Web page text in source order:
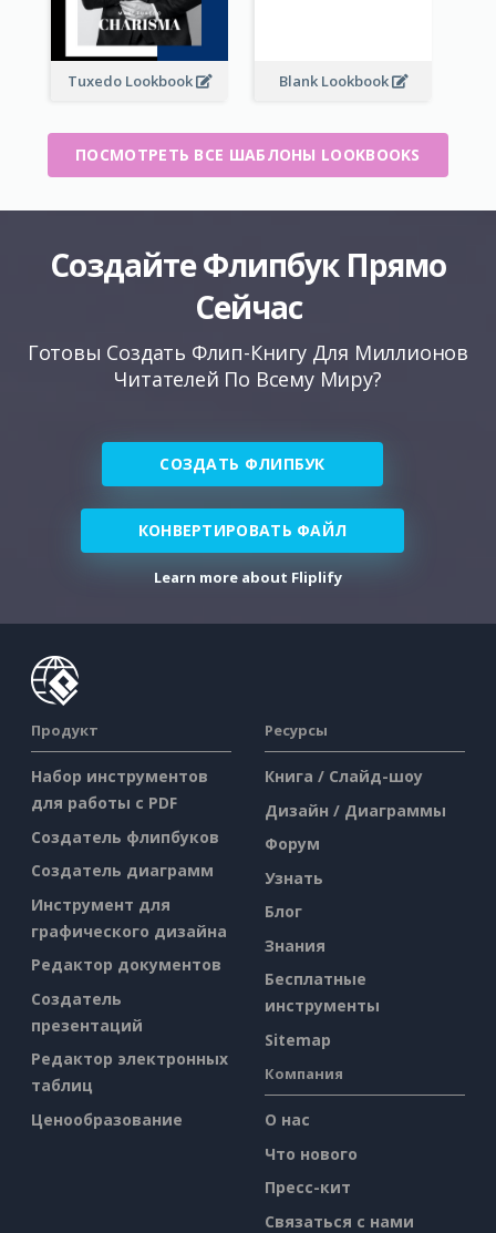
Tuxedo Lookbook Blank Lookbook
ПОСМОТРЕТЬ ВСЕ ШАБЛОНЫ LOOKBOOKS
Создайте Флипбук Прямо
Сейчас
Готовы Создать Флип-Книгу Для Миллионов
Читателей По Всему Миру?
СОЗДАТЬ ФЛИПБУК
КОНВЕРТИРОВАТЬ ФАЙЛ
Learn more about Fliplify
Продукт
Набор инструментов
для работы с PDF
Создатель флипбуков
Создатель диаграмм
Инструмент для
графического дизайна
Редактор документов
Создатель
презентаций
Редактор электронных
таблиц
Ценообразование
Ресурсы
Книга / Слайд-шоу
Дизайн / Диаграммы
Форум
Узнать
Блог
Знания
Бесплатные
инструменты
Sitemap
Компания
О нас
Что нового
Пресс-кит
Связаться с нами